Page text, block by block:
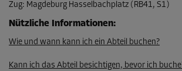
Volumen: 21,8 m³
Zug: Magdeburg Hasselbachplatz (RB41, S1)
Nützliche Informationen:
Wie und wann kann ich ein Abteil buchen?
Kann ich das Abteil besichtigen, bevor ich